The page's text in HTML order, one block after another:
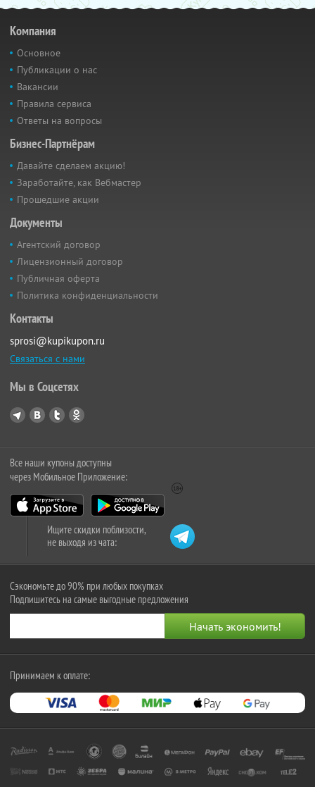
Компания
Основное
Публикации о нас
Вакансии
Правила сервиса
Ответы на вопросы
Бизнес-Партнёрам
Давайте сделаем акцию!
Заработайте, как Вебмастер
Прошедшие акции
Документы
Агентский договор
Лицензионный договор
Публичная оферта
Политика конфиденциальности
Контакты
sprosi@kupikupon.ru
Связаться с нами
Мы в Соцсетях
Все наши купоны доступны
через Мобильное Приложение:
Ищите скидки поблизости,
не выходя из чата:
Сэкономьте до 90% при любых покупках
Подпишитесь на самые выгодные предложения
Принимаем к оплате: